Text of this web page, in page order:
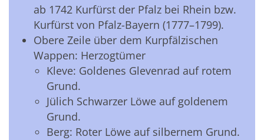
ab 1742 Kurfürst der Pfalz bei Rhein bzw.
Kurfürst von Pfalz-Bayern (1777–1799).
Obere Zeile über dem Kurpfälzischen
Wappen: Herzogtümer
Kleve: Goldenes Glevenrad auf rotem
Grund.
Jülich Schwarzer Löwe auf goldenem
Grund.
Berg: Roter Löwe auf silbernem Grund.